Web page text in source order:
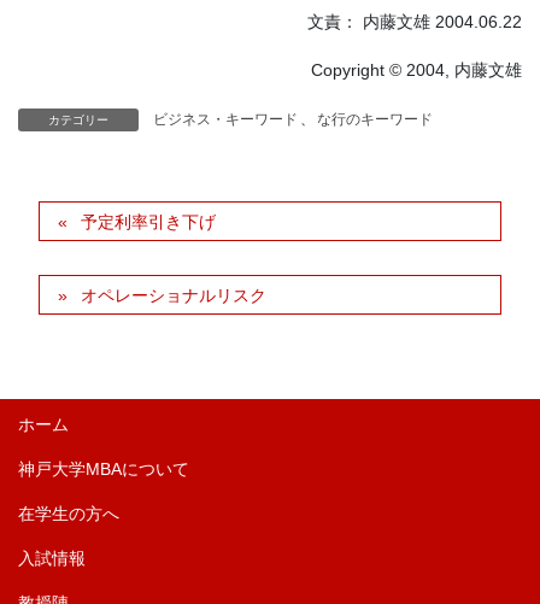
文責： 内藤文雄 2004.06.22
Copyright © 2004, 内藤文雄
カテゴリー ビジネス・キーワード な行のキーワード
予定利率引き下げ
オペレーショナルリスク
ホーム
神戸大学MBAについて
在学生の方へ
入試情報